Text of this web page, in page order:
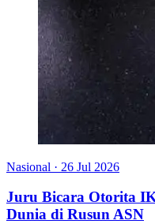
Nasional · 26 Jul 2026
Juru Bicara Otorita
Dunia di Rusun ASN